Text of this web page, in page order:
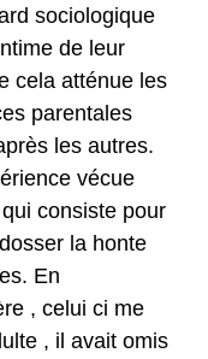
sociologique
de leur
cela atténue les
parentales
les autres.
vécue
consiste pour
la honte
En
, celui ci me
, il avait omis